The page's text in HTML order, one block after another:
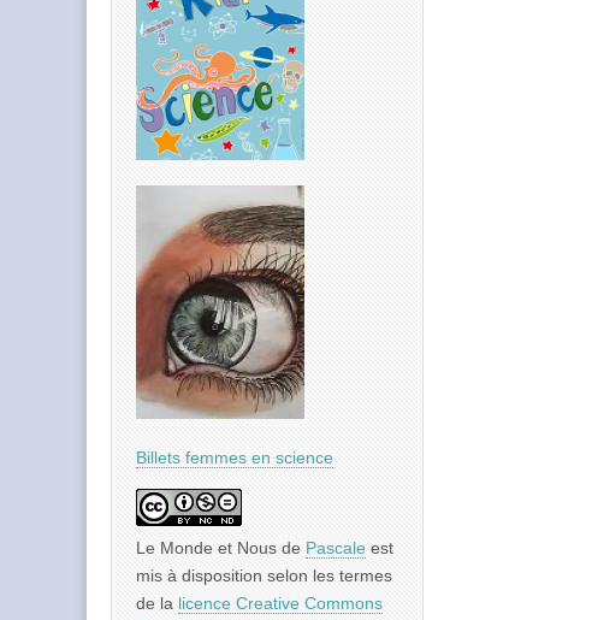
Billets femmes en science
Le Monde et Nous de Pascale est
mis à disposition selon les termes
de la licence Creative Commons